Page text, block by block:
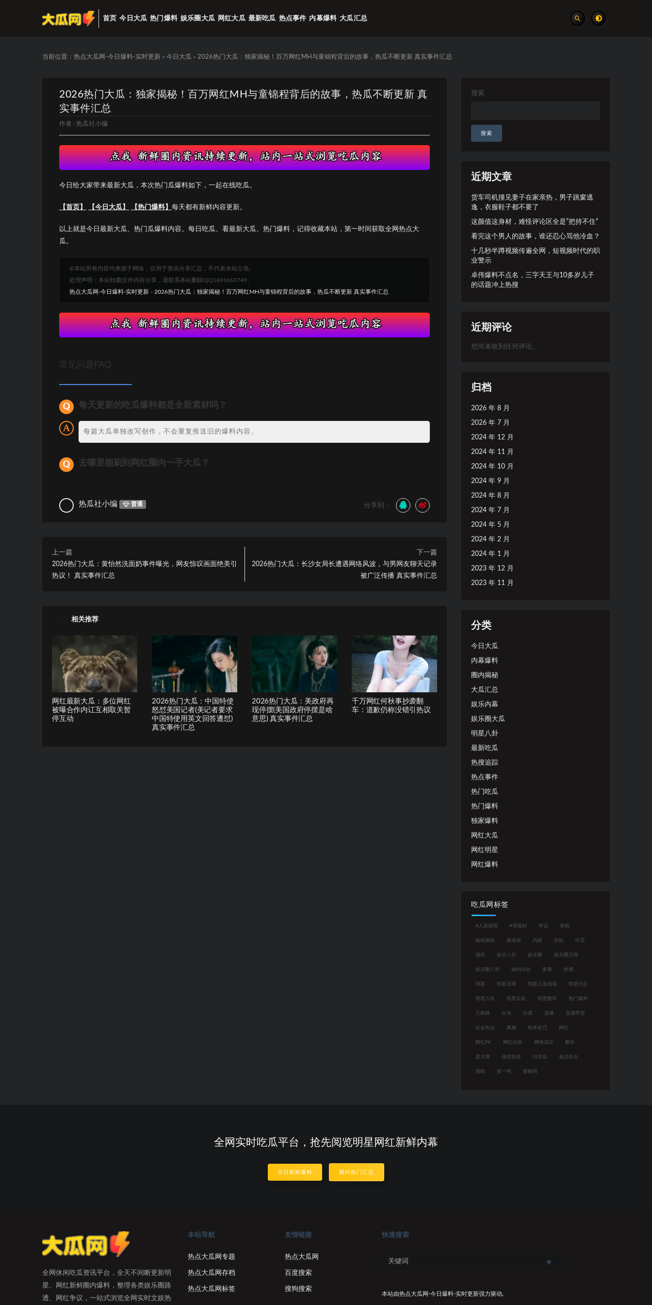
首页 今日大瓜 热门爆料 娱乐圈大瓜 网红大瓜 最新吃瓜 热点事件 内幕爆料 大瓜汇总
当前位置： 热点大瓜网-今日爆料-实时更新 > 今日大瓜 > 2026热门大瓜：独家揭秘！百万网红MH与童锦程背后的故事，热瓜不断更新 真实事件汇总
2026热门大瓜：独家揭秘！百万网红MH与童锦程背后的故事，热瓜不断更新 真
实事件汇总
作者 : 热瓜社小编
今日给大家带来最新大瓜，本次热门瓜爆料如下，一起在线吃瓜。
【首页】 【今日大瓜】 【热门爆料】 每天都有新鲜内容更新。
以上就是今日最新大瓜、热门瓜爆料内容。每日吃瓜、看最新大瓜、热门爆料，记得收藏本站，第一时间获取全网热点大
瓜。
©本站所有内容均来源于网络，仅用于资讯分享汇总，不代表本站立场。
处理声明：本站转载仅作内容分享，请联系本站删除QQ1693663749。
热点大瓜网-今日爆料-实时更新 » 2026热门大瓜：独家揭秘！百万网红MH与童锦程背后的故事，热瓜不断更新 真实事件汇总
常见问题FAQ
每天更新的吃瓜爆料都是全新素材吗？
每篇大瓜单独改写创作，不会重复推送旧的爆料内容。
去哪里能刷到网红圈内一手大瓜？
热瓜社小编 普通 分享到：
上一篇
2026热门大瓜：黄怡然洗面奶事件曝光，网友惊叹画面绝美引
热议！ 真实事件汇总
下一篇
2026热门大瓜：长沙女局长遭遇网络风波，与男网友聊天记录
被广泛传播 真实事件汇总
相关推荐
网红最新大瓜：多位网红
被曝合作内讧互相取关暂
停互动
2026热门大瓜：中国特使
怒怼美国记者(美记者要求
中国特使用英文回答遭怼)
真实事件汇总
2026热门大瓜：美政府再
现停摆(美国政府停摆是啥
意思) 真实事件汇总
千万网红何秋事抄袭翻
车：道歉仍称没错引热议
搜索
搜索
近期文章
货车司机撞见妻子在家亲热，男子跳窗逃
逸，衣服鞋子都不要了
这颜值这身材，难怪评论区全是”把持不住”
看完这个男人的故事，谁还忍心骂他冷血？
十几秒半蹲视频传遍全网，短视频时代的职
业警示
卓伟爆料不点名，三字天王与10多岁儿子
的话题冲上热搜
近期评论
您尚未收到任何评论。
归档
2026 年 8 月
2026 年 7 月
2024 年 12 月
2024 年 11 月
2024 年 10 月
2024 年 9 月
2024 年 8 月
2024 年 7 月
2024 年 5 月
2024 年 2 月
2024 年 1 月
2023 年 12 月
2023 年 11 月
分类
今日大瓜
内幕爆料
圈内揭秘
大瓜汇总
娱乐内幕
娱乐圈大瓜
明星八卦
最新吃瓜
热搜追踪
热点事件
热门吃瓜
热门爆料
独家爆料
网红大瓜
网红明星
网红爆料
吃瓜网标签
#人设崩塌 #潜规则 争议 偷税
偷税漏税 偷逃税 内娱 出轨 吃瓜
塌房 娱乐八卦 娱乐圈 娱乐圈丑闻
娱乐圈八卦 婚内出轨 家暴 抄袭
明星 明星丑闻 明星人设崩塌 明星代言
明星八卦 明星出轨 明星翻车 热门爆料
王鹤棣 白冰 白鹿 直播 直播带货
社会热点 离婚 税务处罚 网红
网红PK 网红出轨 网络谣言 翻车
耍大牌 虚假宣传 闫学晶 食品安全
鹿晗 黄一鸣 黄晓明
全网实时吃瓜平台，抢先阅览明星网红新鲜内幕
当日新鲜爆料 圈内热门汇总
全网休闲吃瓜资讯平台，全天不间断更新明
星、网红新鲜圈内爆料，整理各类娱乐圈路
透、网红争议，一站式浏览全网实时文娱热
本站导航
热点大瓜网专题
热点大瓜网存档
热点大瓜网标签
友情链接
热点大瓜网
百度搜索
搜狗搜索
快速搜索
本站由热点大瓜网-今日爆料-实时更新强力驱动,